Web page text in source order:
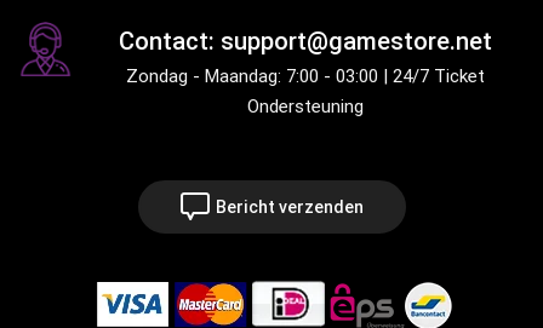
Contact: support@gamestore.net
Zondag - Maandag: 7:00 - 03:00 | 24/7 Ticket
Ondersteuning
Bericht verzenden